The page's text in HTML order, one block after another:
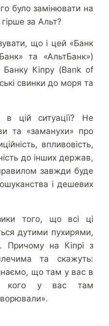
було замінювати на
за Альт?
що і цей «Банк
та «АльтБанк»)
Кіпру (Bank of
свинки до моря та
цій ситуації? Не
та «заманухи» про
впливовість,
до інших держав,
завжди буде
і дешевих
того, що всі ці
дутими пухирями,
Причому на Кіпрі з
та скажуть:
що там у вас в
кого у вас там